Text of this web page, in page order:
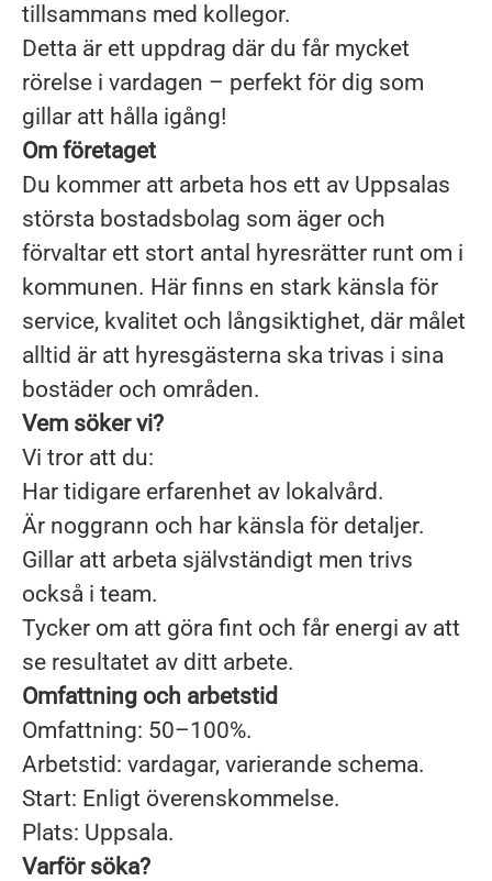
tillsammans med kollegor.
Detta är ett uppdrag där du får mycket
rörelse i vardagen – perfekt för dig som
gillar att hålla igång!
Om företaget
Du kommer att arbeta hos ett av Uppsalas
största bostadsbolag som äger och
förvaltar ett stort antal hyresrätter runt om i
kommunen. Här finns en stark känsla för
service, kvalitet och långsiktighet, där målet
alltid är att hyresgästerna ska trivas i sina
bostäder och områden.
Vem söker vi?
Vi tror att du:
Har tidigare erfarenhet av lokalvård.
Är noggrann och har känsla för detaljer.
Gillar att arbeta självständigt men trivs
också i team.
Tycker om att göra fint och får energi av att
se resultatet av ditt arbete.
Omfattning och arbetstid
Omfattning: 50–100%.
Arbetstid: vardagar, varierande schema.
Start: Enligt överenskommelse.
Plats: Uppsala.
Varför söka?